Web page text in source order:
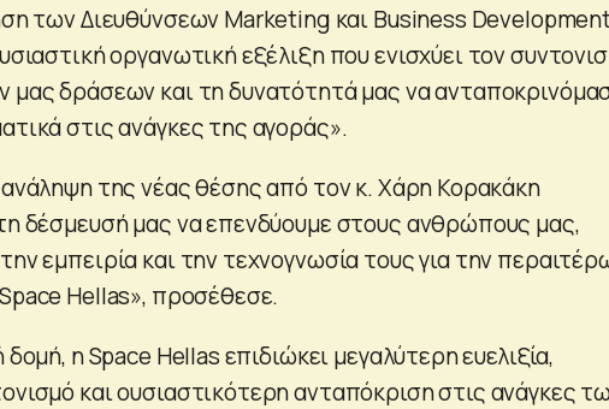
των Διευθύνσεων Marketing και Business
οργανωτική εξέλιξη που ενισχύει τον
μας δράσεων και τη δυνατότητά μας να
στις ανάγκες της αγοράς».
της νέας θέσης από τον κ. Χάρη Κορακάκη
δέσμευσή μας να επενδύουμε στους ανθρώπους μας,
εμπειρία και την τεχνογνωσία τους για την
Hellas», προσέθεσε.
η Space Hellas επιδιώκει μεγαλύτερη ευελιξία,
και ουσιαστικότερη ανταπόκριση στις ανάγκες